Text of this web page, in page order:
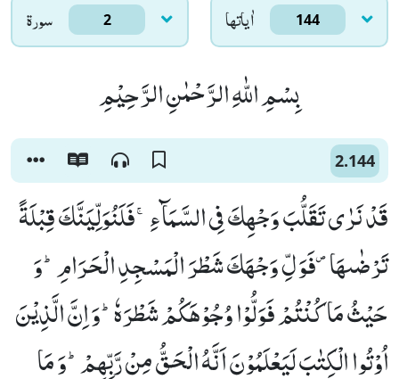
سورۃ 2 اٰياتها 144
بِسْمِ اللّٰهِ الرَّحْمٰنِ الرَّحِیْمِ
2.144
قَدْ نَرٰى تَقَلُّبَ وَجْهِكَ فِی السَّمَآءِۚ-فَلَنُوَلِّیَنَّكَ قِبْلَةً
تَرْضٰىهَا۪-فَوَلِّ وَجْهَكَ شَطْرَ الْمَسْجِدِ الْحَرَامِؕ-وَ
حَیْثُ مَا كُنْتُمْ فَوَلُّوْا وُجُوْهَكُمْ شَطْرَهٗؕ-وَ اِنَّ الَّذِیْنَ
اُوْتُوا الْكِتٰبَ لَیَعْلَمُوْنَ اَنَّهُ الْحَقُّ مِنْ رَّبِّهِمْؕ-وَ مَا